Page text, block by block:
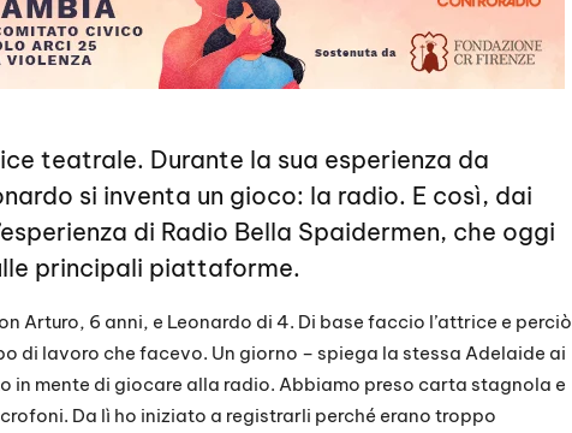
teatrale. Durante la sua esperienza da
si inventa un gioco: la radio. E così, dai
di Radio Bella Spaidermen, che oggi
principali piattaforme.
Arturo, 6 anni, e Leonardo di 4. Di base faccio l’attrice e perciò
di lavoro che facevo. Un giorno – spiega la stessa Adelaide ai
in mente di giocare alla radio. Abbiamo preso carta stagnola e
Da lì ho iniziato a registrarli perché erano troppo